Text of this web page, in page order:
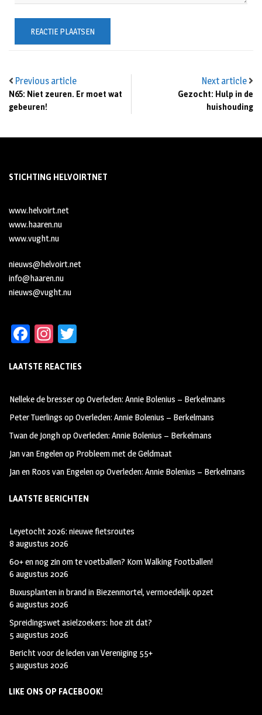
Previous article
N65: Niet zeuren. Er moet wat
gebeuren!
Next article
Gezocht: Hulp in de
huishouding
STICHTING HELVOIRTNET
www.helvoirt.net
www.haaren.nu
www.vught.nu
nieuws@helvoirt.net
info@haaren.nu
nieuws@vught.nu
Fa
b
oo
k
In
ag
m
tt
LAATSTE REACTIES
Nelleke de bresseropOverleden: Annie Bolenius – Berkelmans
Peter Tuerlings opOverleden: Annie Bolenius – Berkelmans
Twan de JonghopOverleden: Annie Bolenius – Berkelmans
Jan van Engelenop Probleem met de Geldmaat
Jan en Roos van EngelenopOverleden: Annie Bolenius – Berkelmans
LAATSTE BERICHTEN
Leyetocht 2026: nieuwe fietsroutes
8 augustus 2026
60+ en nog zin om te voetballen? Kom Walking Footballen!
6 augustus 2026
Buxusplanten in brand in Biezenmortel, vermoedelijk opzet
6 augustus 2026
Spreidingswet asielzoekers: hoe zit dat?
5 augustus 2026
Bericht voor de leden van Vereniging 55+
5 augustus 2026
LIKE ONS OP FACEBOOK!